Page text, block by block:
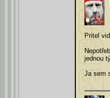
Pritel
jednou
Ja sem